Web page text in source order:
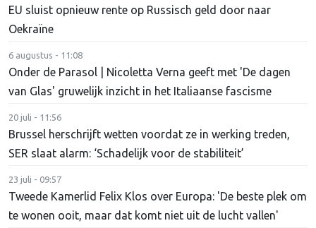
EU sluist opnieuw rente op Russisch geld door naar
Oekraïne
6 augustus - 11:08
Onder de Parasol | Nicoletta Verna geeft met 'De dagen
van Glas' gruwelijk inzicht in het Italiaanse fascisme
20 juli - 11:56
Brussel herschrijft wetten voordat ze in werking treden,
SER slaat alarm: ‘Schadelijk voor de stabiliteit’
23 juli - 09:57
Tweede Kamerlid Felix Klos over Europa: 'De beste plek om
te wonen ooit, maar dat komt niet uit de lucht vallen'